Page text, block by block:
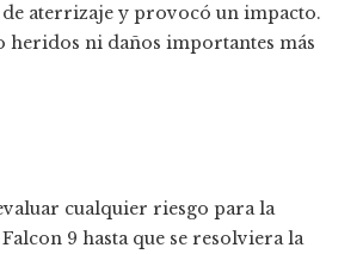
aterrizaje y provocó un impacto.
heridos ni daños importantes más
cualquier riesgo para la
9 hasta que se resolviera la